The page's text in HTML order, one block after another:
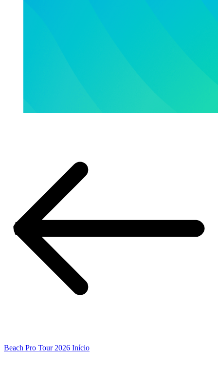
Beach Pro Tour 2026 Início